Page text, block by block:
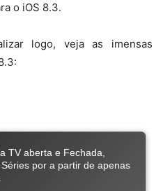
o iOS 8.3.
logo, veja as imensas